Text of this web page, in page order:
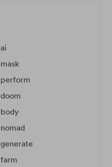
ai
mask
perform
doom
body
nomad
generate
farm